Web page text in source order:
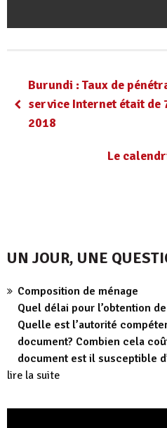
Burundi : Taux de
service Internet était de
2018
Le
UN JOUR, UNE
Composition de ménage
Quel délai pour l’obtention
Quelle est l’autorité
document? Combien cela
document est il susceptible
lire la suite